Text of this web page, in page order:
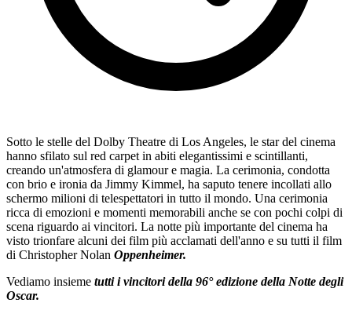
Sotto le stelle del Dolby Theatre di Los Angeles, le star del cinema
hanno sfilato sul red carpet in abiti elegantissimi e scintillanti,
creando un'atmosfera di glamour e magia. La cerimonia, condotta
con brio e ironia da Jimmy Kimmel, ha saputo tenere incollati allo
schermo milioni di telespettatori in tutto il mondo. Una cerimonia
ricca di emozioni e momenti memorabili anche se con pochi colpi di
scena riguardo ai vincitori. La notte più importante del cinema ha
visto trionfare alcuni dei film più acclamati dell'anno e su tutti il film
di Christopher Nolan Oppenheimer.
Vediamo insieme tutti i vincitori della 96° edizione della Notte degli
Oscar.